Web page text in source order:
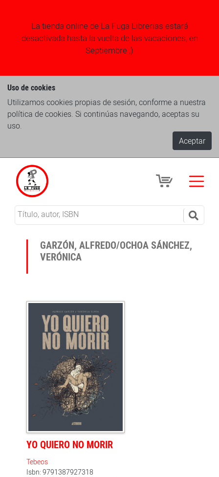
La tienda online de La Fuga Librerias estará
desactivada hasta la vuelta de las vacaciones, en
Septiembre ;)
Uso de cookies
Utilizamos cookies propias de sesión, conforme a nuestra
política de cookies. Si continúas navegando, aceptas su
uso.
Aceptar
GARZÓN, ALFREDO/OCHOA SÁNCHEZ,
VERÓNICA
YO QUIERO NO MORIR
Tebeos
Isbn: 9791387927318